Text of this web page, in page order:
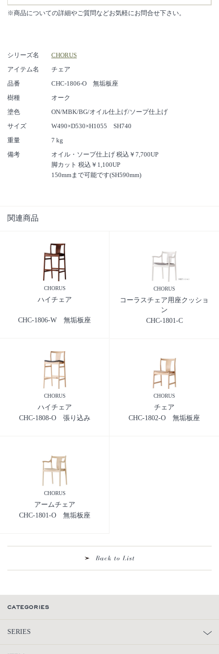
■デザイナー松岡智之氏による、CHORUSに込められた想いやこだ
わりの動画はこちら■
※商品についての詳細やご質問などお気軽にお問合せ下さい。
シリーズ名
CHORUS
アイテム名
チェア
品番
CHC-1806-O 無垢板座
樹種
オーク
塗色
ON/MBK/BG/オイル仕上げ/ソープ仕上げ
サイズ
W490×D530×H1055 SH740
重量
7 kg
備考
オイル・ソープ仕上げ 税込￥7,700UP
脚カット 税込￥1,100UP
150mmまで可能です(SH590mm)
関連商品
CHORUS
ハイチェア
CHC-1806-W 無垢板座
CHORUS
コーラスチェア用座クッショ
ン
CHC-1801-C
CHORUS
ハイチェア
CHC-1808-O 張り込み
CHORUS
チェア
CHC-1802-O 無垢板座
CHORUS
アームチェア
CHC-1801-O 無垢板座
CATEGORIES
SERIES